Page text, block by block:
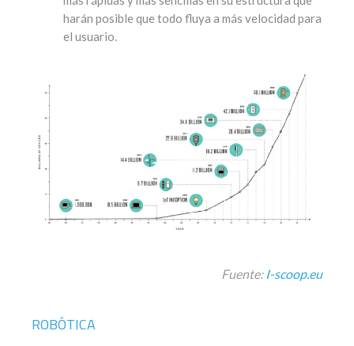
harán posible que todo fluya a más velocidad para
el usuario.
Fuente: I-scoop.eu
ROBÓTICA